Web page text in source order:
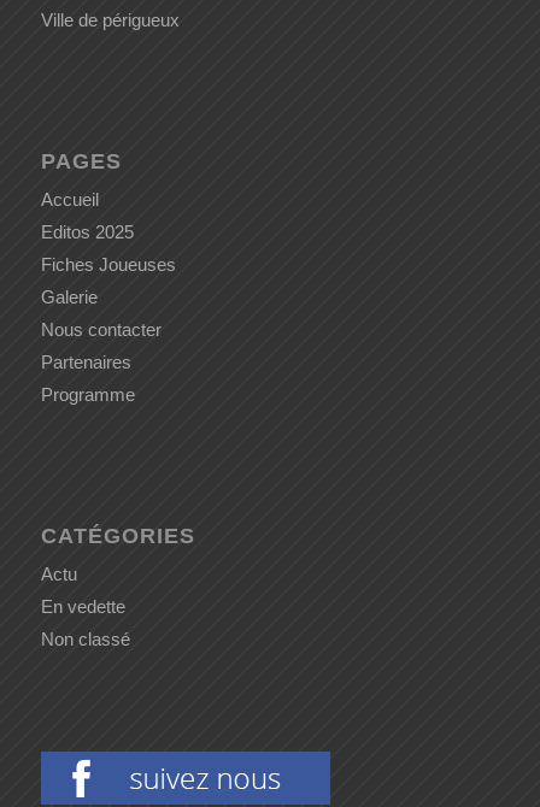
Ville de périgueux
PAGES
Accueil
Editos 2025
Fiches Joueuses
Galerie
Nous contacter
Partenaires
Programme
CATÉGORIES
Actu
En vedette
Non classé